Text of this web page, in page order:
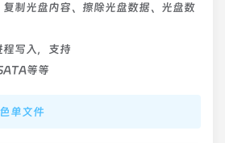
制光盘内容、擦除光盘数据、光盘数
写入，支持
等等
单文件